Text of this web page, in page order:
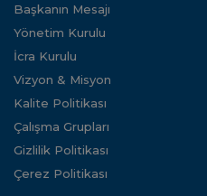
Başkanın Mesajı
Yönetim Kurulu
İcra Kurulu
Vizyon & Misyon
Kalite Politikası
Çalışma Grupları
Gizlilik Politikası
Çerez Politikası